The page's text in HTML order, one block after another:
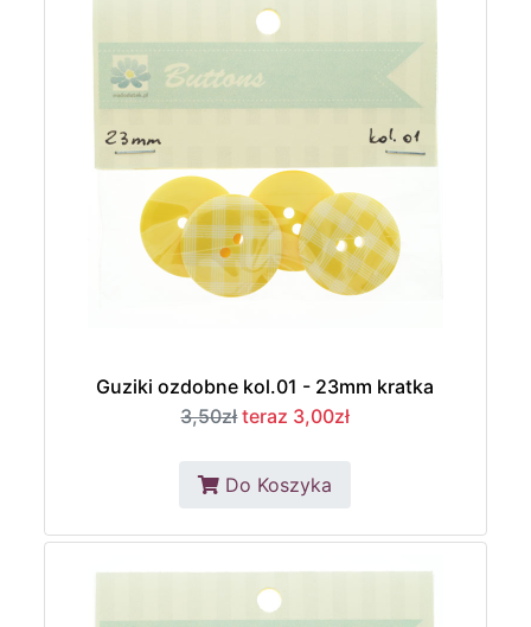
Guziki ozdobne kol.01 - 23mm kratka
3,50zł teraz 3,00zł
Do Koszyka